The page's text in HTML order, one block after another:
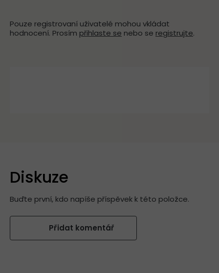
Pouze registrovaní uživatelé mohou vkládat
hodnocení. Prosím přihlaste se nebo se registrujte.
Diskuze
Buďte první, kdo napíše příspěvek k této položce.
Přidat komentář